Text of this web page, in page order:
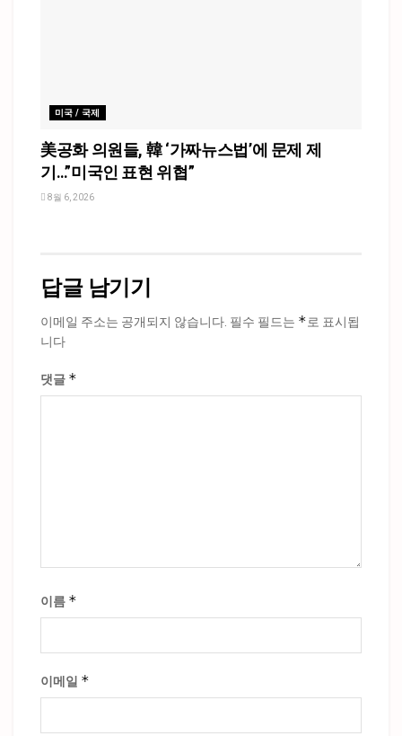
미국 / 국제
美공화 의원들, 韓 ‘가짜뉴스법’에 문제 제
기…”미국인 표현 위협”
8월 6, 2026
답글 남기기
이메일 주소는 공개되지 않습니다. 필수 필드는 *로 표시됩
니다
댓글 *
이름 *
이메일 *